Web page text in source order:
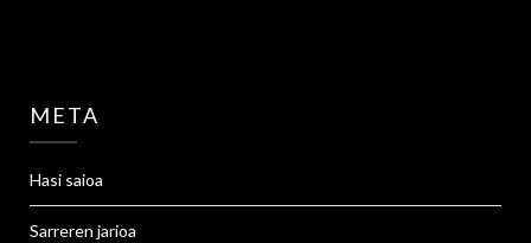
META
Hasi saioa
Sarreren jarioa